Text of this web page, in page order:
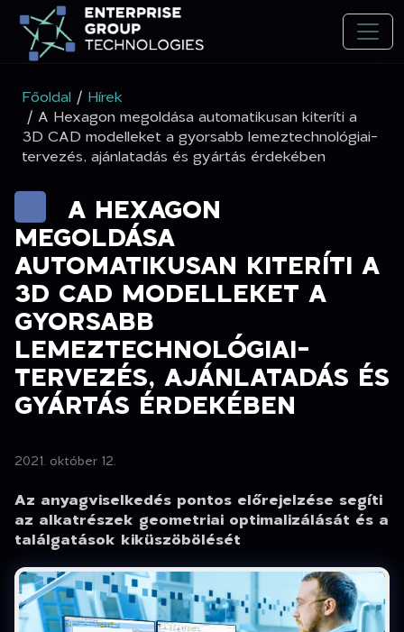
Főoldal / Hírek
/ A Hexagon megoldása automatikusan kiteríti a
3D CAD modelleket a gyorsabb lemeztechnológiai-
tervezés, ajánlatadás és gyártás érdekében
A HEXAGON
MEGOLDÁSA
AUTOMATIKUSAN KITERÍTI A
3D CAD MODELLEKET A
GYORSABB
LEMEZTECHNOLÓGIAI-
TERVEZÉS, AJÁNLATADÁS ÉS
GYÁRTÁS ÉRDEKÉBEN
2021. október 12.
Az anyagviselkedés pontos előrejelzése segíti
az alkatrészek geometriai optimalizálását és a
találgatások kiküszöbölését